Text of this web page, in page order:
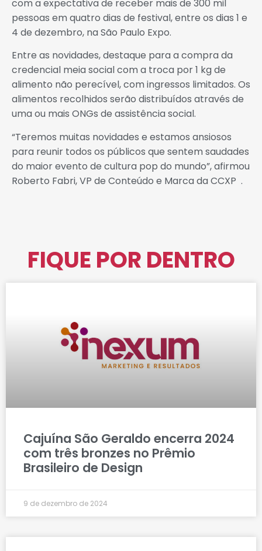
com a expectativa de receber mais de 300 mil
pessoas em quatro dias de festival, entre os dias 1 e
4 de dezembro, na São Paulo Expo.
Entre as novidades, destaque para a compra da
credencial meia social com a troca por 1 kg de
alimento não perecível, com ingressos limitados. Os
alimentos recolhidos serão distribuídos através de
uma ou mais ONGs de assistência social.
“Teremos muitas novidades e estamos ansiosos
para reunir todos os públicos que sentem saudades
do maior evento de cultura pop do mundo”, afirmou
Roberto Fabri, VP de Conteúdo e Marca da CCXP .
FIQUE POR DENTRO
Cajuína São Geraldo encerra 2024
com três bronzes no Prêmio
Brasileiro de Design
9 de dezembro de 2024